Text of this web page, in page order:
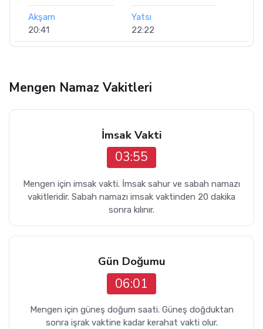
Akşam
20:41
Yatsı
22:22
Mengen Namaz Vakitleri
İmsak Vakti
03:55
Mengen için imsak vakti. İmsak sahur ve sabah namazı
vakitleridir. Sabah namazı imsak vaktinden 20 dakika
sonra kılınır.
Gün Doğumu
06:01
Mengen için güneş doğum saati. Güneş doğduktan
sonra işrak vaktine kadar kerahat vakti olur.